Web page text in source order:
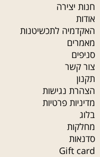
חנות יצירה
אודות
האקדמיה לתכשיטנות
מאמרים
סניפים
צור קשר
תקנון
הצהרת נגישות
מדיניות פרטיות
בלוג
מחלקות
סדנאות
Gift card